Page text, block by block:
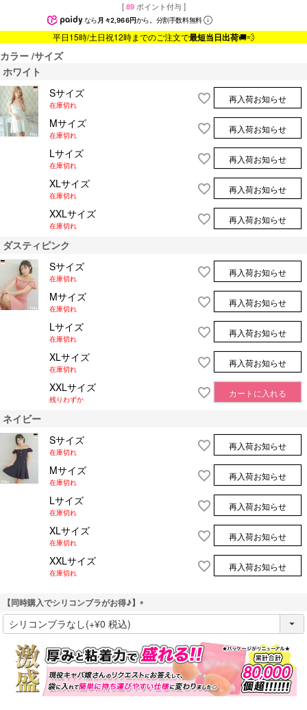
[ 89 ポイント付与 ]
なら月々2,966円から。分割手数料無料
平日15時/土日祝12時までのご注文で最短当日出荷🚚💨
カラー サイズ
ホワイト
Sサイズ
在庫切れ
再入荷お知らせ
Mサイズ
在庫切れ
再入荷お知らせ
Lサイズ
在庫切れ
再入荷お知らせ
XLサイズ
在庫切れ
再入荷お知らせ
XXLサイズ
在庫切れ
再入荷お知らせ
ダスティピンク
Sサイズ
在庫切れ
再入荷お知らせ
Mサイズ
在庫切れ
再入荷お知らせ
Lサイズ
在庫切れ
再入荷お知らせ
XLサイズ
在庫切れ
再入荷お知らせ
XXLサイズ
残りわずか
カートに入れる
ネイビー
Sサイズ
在庫切れ
再入荷お知らせ
Mサイズ
在庫切れ
再入荷お知らせ
Lサイズ
在庫切れ
再入荷お知らせ
XLサイズ
在庫切れ
再入荷お知らせ
XXLサイズ
在庫切れ
再入荷お知らせ
【同時購入でシリコンブラがお得♪】
(
)